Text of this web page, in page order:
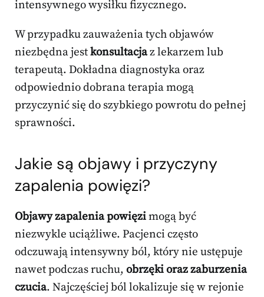
intensywnego wysiłku fizycznego.
W przypadku zauważenia tych objawów
niezbędna jestkonsultacjaz lekarzem lub
terapeutą. Dokładna diagnostyka oraz
odpowiednio dobrana terapia mogą
przyczynić się do szybkiego powrotu do pełnej
sprawności.
Jakie są objawy i przyczyny
zapalenia powięzi?
Objawy zapalenia powięzimogą być
niezwykle uciążliwe. Pacjenci często
odczuwają intensywny ból, który nie ustępuje
nawet podczas ruchu, obrzęki oraz zaburzenia
czucia. Najczęściej ból lokalizuje się w rejonie